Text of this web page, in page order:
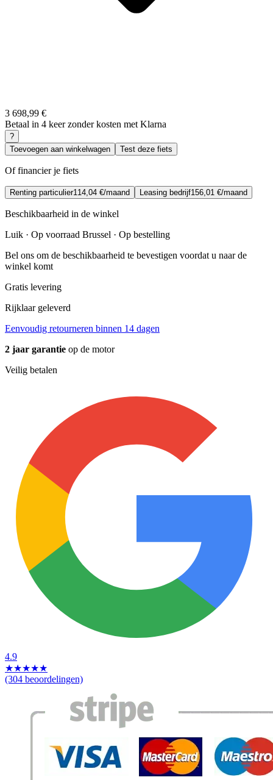
3 698,99 €
Betaal in 4 keer zonder kosten met Klarna
?
Toevoegen aan winkelwagen
Test deze fiets
Of financier je fiets
Renting particulier114,04 €/maand Leasing bedrijf156,01 €/maand
Beschikbaarheid in de winkel
Luik · Op voorraad Brussel · Op bestelling
Bel ons om de beschikbaarheid te bevestigen voordat u naar de
winkel komt
Gratis levering
Rijklaar geleverd
Eenvoudig retourneren binnen 14 dagen
2 jaar garantie op de motor
Veilig betalen
4.9
★★★★★
(304 beoordelingen)